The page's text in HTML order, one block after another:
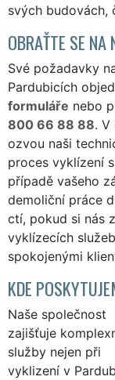
svých budovách,
OBRAŤTE SE NA
Své požadavky
Pardubicích
formuláře nebo
800 66 88 88. V
ozvou naši
proces vyklízení
případě vašeho
demoliční práce
ctí, pokud si nás
vyklízecích
spokojenými
KDE
Naše společnost
zajišťuje
služby nejen při
vyklizení v